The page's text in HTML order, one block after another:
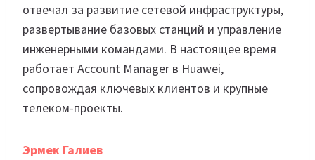
отвечал за развитие сетевой инфраструктуры,
развертывание базовых станций и управление
инженерными командами. В настоящее время
работает Account Manager в Huawei,
сопровождая ключевых клиентов и крупные
телеком-проекты.
Эрмек Галиев